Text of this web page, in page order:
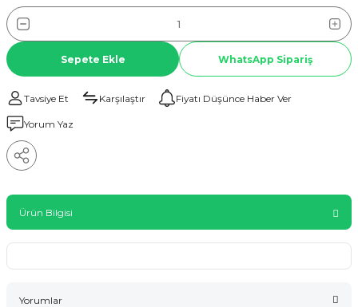
Sepete Ekle WhatsApp Sipariş
Tavsiye Et Karşılaştır Fiyatı Düşünce Haber Ver
Yorum Yaz
Ürün Bilgisi
Yorumlar